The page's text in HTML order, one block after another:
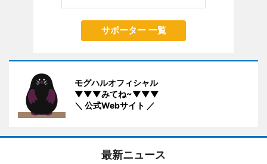
サポーター 一覧
モグハルオフィシャル
▼▼▼みてね~▼▼▼
＼ 公式Webサイト ／
最新ニュース